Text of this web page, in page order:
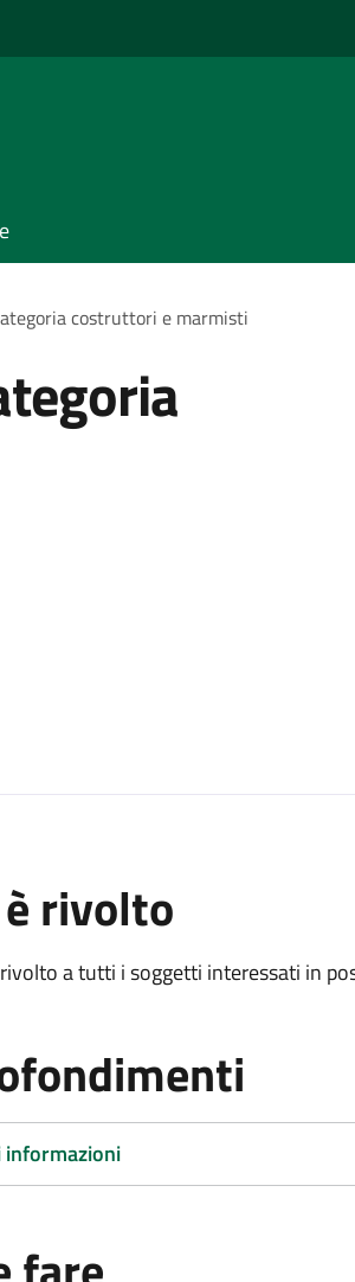
costruttori e marmisti
rivolto
a tutti i soggetti interessati in